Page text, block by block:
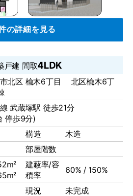
の詳細を見る
戸建 間取4LDK
北区 楡木6丁目 北区楡木6丁
武蔵塚駅 徒歩21分
停歩9分)
構造
木造
部屋階数
建蔽率/容
積率
60% / 150%
現況
未完成